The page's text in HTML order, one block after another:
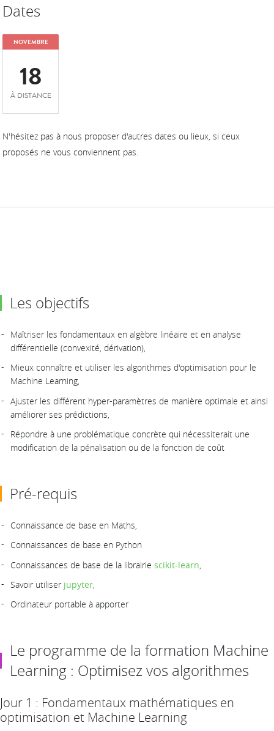
Dates
NOVEMBRE
18
À DISTANCE
N'hésitez pas à nous proposer d'autres dates ou lieux, si ceux
proposés ne vous conviennent pas.
Les objectifs
Maîtriser les fondamentaux en algèbre linéaire et en analyse
différentielle (convexité, dérivation),
Mieux connaître et utiliser les algorithmes d'optimisation pour le
Machine Learning,
Ajuster les différent hyper-paramètres de manière optimale et ainsi
améliorer ses prédictions,
Répondre à une problématique concrète qui nécessiterait une
modification de la pénalisation ou de la fonction de coût
Pré-requis
Connaissance de base en Maths,
Connaissances de base en Python
Connaissances de base de la librairie scikit-learn
Savoir utiliser jupyter,
Ordinateur portable à apporter
Le programme de la formation Machine
Learning : Optimisez vos algorithmes
Jour 1 : Fondamentaux mathématiques en
optimisation et Machine Learning